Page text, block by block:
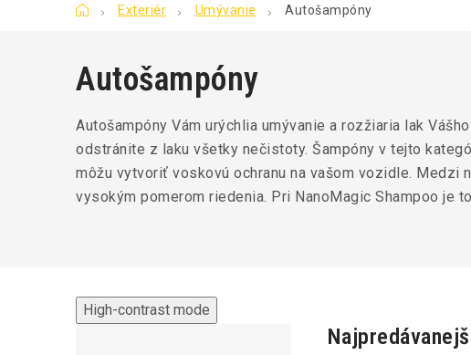
DomovExteriér Umývanie Autošampóny
Autošampóny
Autošampóny Vám urýchlia umývanie a rozžiaria lak
odstránite z laku všetky nečistoty. Šampóny v tejto
môžu vytvoriť voskovú ochranu na vašom vozidle. Medzi
vysokým pomerom riedenia. Pri NanoMagic Shampoo je
High-contrast mode